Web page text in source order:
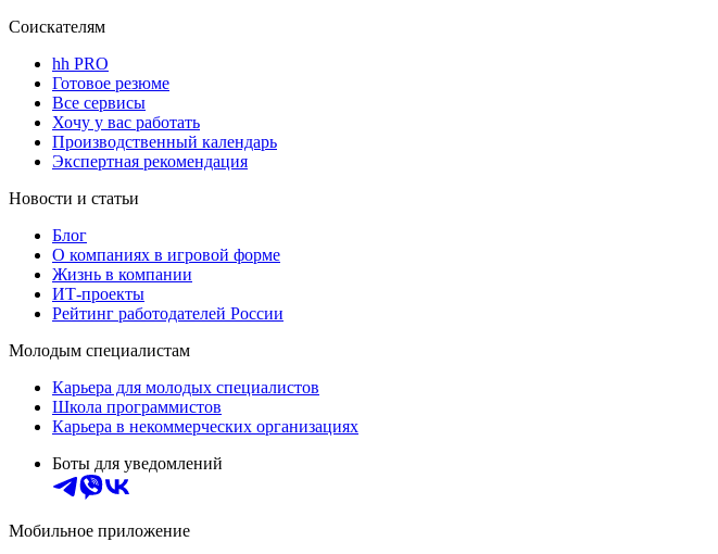
Соискателям
hh PRO
Готовое резюме
Все сервисы
Хочу у вас работать
Производственный календарь
Экспертная рекомендация
Новости и статьи
Блог
О компаниях в игровой форме
Жизнь в компании
ИТ-проекты
Рейтинг работодателей России
Молодым специалистам
Карьера для молодых специалистов
Школа программистов
Карьера в некоммерческих организациях
Боты для уведомлений
Мобильное приложение